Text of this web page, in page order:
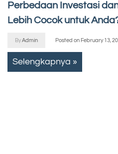
Perbedaan Investasi
Lebih Cocok untuk
ByAdmin Posted on February 13,
Selengkapnya »